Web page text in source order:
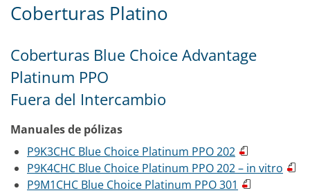
Coberturas Platino
Coberturas Blue Choice Advantage
Platinum PPO
Fuera del Intercambio
Manuales de pólizas
P9K3CHC Blue Choice Platinum PPO 202
P9K4CHC Blue Choice Platinum PPO 202 – in vitro
P9M1CHC Blue Choice Platinum PPO 301